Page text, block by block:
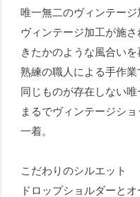
唯一無二のヴィンテージ
ヴィンテージ加工が施
きたかのような風合いを
熟練の職人による手作
同じものが存在しない唯
まるでヴィンテージシ
一着。
こだわりのシルエット
ドロップショルダーと